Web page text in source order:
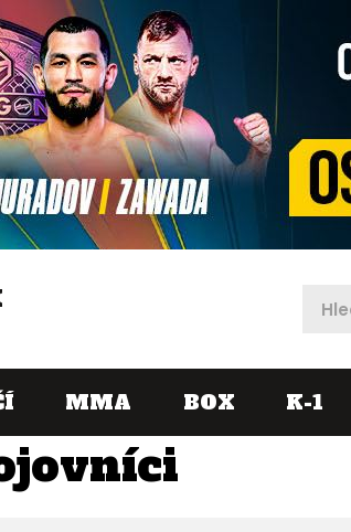
MMA BOX K-1